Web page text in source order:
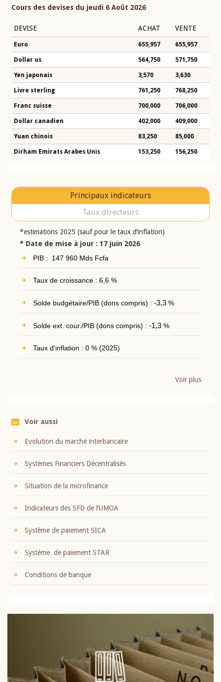
Cours des devises du jeudi 6 Août 2026
DEVISE ACHAT VENTE
Euro 655,957 655,957
Dollar us 564,750 571,750
Yen japonais 3,570 3,630
Livre sterling 761,250 768,250
Franc suisse 700,000 706,000
Dollar canadien 402,000 409,000
Yuan chinois 83,250 85,000
Dirham Emirats Arabes Unis 153,250 156,250
Principaux indicateurs
Taux directeurs
*estimations 2025 (sauf pour le taux d’inflation)
* Date de mise à jour : 17 juin 2026
PIB : 147 960 Mds Fcfa
Taux de croissance : 6,6 %
Solde budgétaire/PIB (dons compris) : -3,3%
Solde ext. cour./PIB (dons compris) : -1,3%
Taux d'inflation : 0 % (2025)
Voir plus
Voir aussi
Evolution du marché interbancaire
Systèmes Financiers Décentralisés
Situation de la microfinance
Indicateurs des SFD de l’UMOA
Système de paiement SICA
Système de paiement STAR
Conditions de banque